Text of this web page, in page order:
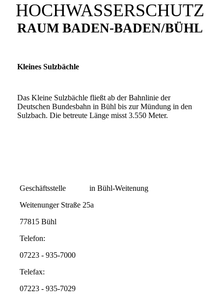
HOCHWASSERSCHUTZ
RAUM BADEN-BADEN/BÜHL
Kleines Sulzbächle
Das Kleine Sulzbächle fließt ab der Bahnlinie der
Deutschen Bundesbahn in Bühl bis zur Mündung in den
Sulzbach. Die betreute Länge misst 3.550 Meter.
Geschäftsstelle in Bühl-Weitenung
Weitenunger Straße 25a
77815 Bühl
Telefon:
07223 - 935-7000
Telefax:
07223 - 935-7029